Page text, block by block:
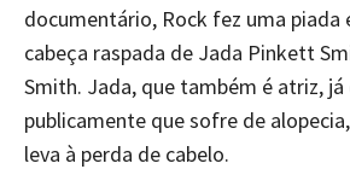
documentário, Rock fez uma piada
cabeça raspada de Jada Pinkett
Smith. Jada, que também é atriz, já
publicamente que sofre de
leva à perda de cabelo.